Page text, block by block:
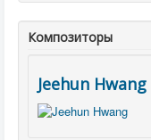
Композиторы
Jeehun Hwang